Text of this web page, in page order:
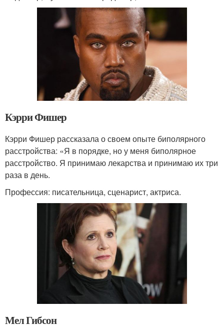
Кэрри Фишер
Кэрри Фишер рассказала о своем опыте биполярного
расстройства: «Я в порядке, но у меня биполярное
расстройство. Я принимаю лекарства и принимаю их три
раза в день.
Профессия: писательница, сценарист, актриса.
Мел Гибсон